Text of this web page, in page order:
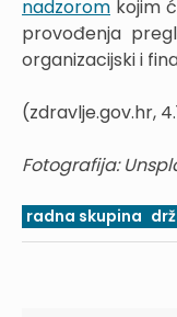
nadzorom kojim
provođenja
organizacijski i
(zdravlje.gov.hr,
Fotografija:
radna skupina